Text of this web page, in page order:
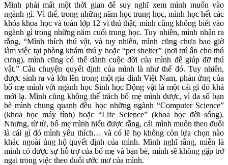
Mình phải mất một thời gian để suy nghĩ xem mình muốn vào
ngành gì. Vì thế, trong những năm học trung học, mình học hết các
khóa khoa học và toán lớp 12 vì thú thật, mình cũng không biết vào
ngành gì trong những năm cuối trung học. Tuy nhiên, mình nhận ra
rằng, “Mình thích thú vật, và tuy nhiên, mình cũng chưa bao giờ
làm việc tại phòng khám thú y hoặc “pet shelter” (nơi trú ẩn cho thú
cưng), mình cũng có thể dành cuộc đời của mình để giúp đỡ thú
vật.” Câu chuyện quyết định của mình là như thế đó. Tuy nhiên,
được sinh ra và lớn lên trong một gia đình Việt Nam, phản ứng của
bố mẹ mình với ngành học Sinh học Động vật là một cái gì đó khá
mới lạ. Mình cũng không thế trách bố mẹ mình được, vì đa số bạn
bè mình chung quanh đều học những ngành “Computer Science”
(khoa học máy tính) hoặc “Life Science” (khoa học đời sống).
Nhưng, từ từ, bố mẹ mình hiểu được rằng, cái mình muốn theo đuổi
là cái gì đó mình yêu thích… và có lẽ họ không còn lựa chọn nào
khác ngoài ủng hộ quyết định của mình. Mình nghĩ rằng, miễn là
mình có được sự hỗ trợ của bố mẹ và bạn bè, mình sẽ không gặp trở
ngại trong việc theo đuổi ước mơ của mình.